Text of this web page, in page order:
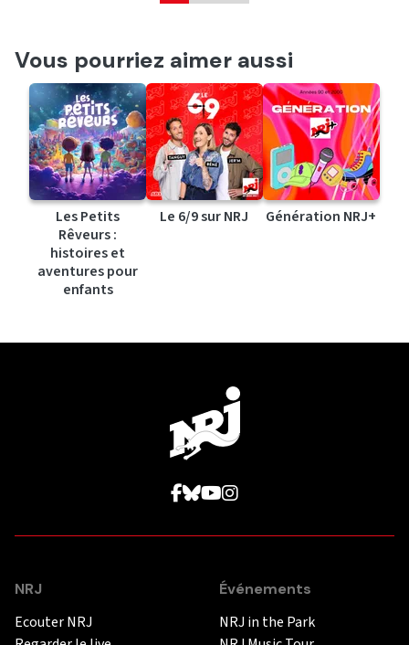
Vous pourriez aimer aussi
Les Petits
Rêveurs :
histoires et
aventures pour
enfants
Le 6/9 sur NRJ Génération NRJ+
NRJ
Ecouter NRJ
Événements
NRJ in the Park